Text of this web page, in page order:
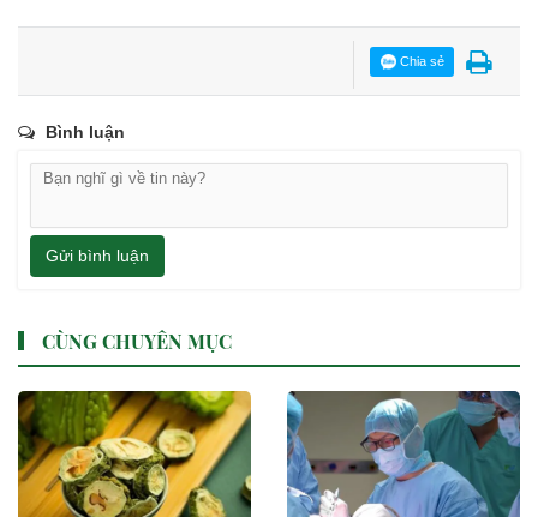
Chia sẻ
Bình luận
Gửi bình luận
CÙNG CHUYÊN MỤC